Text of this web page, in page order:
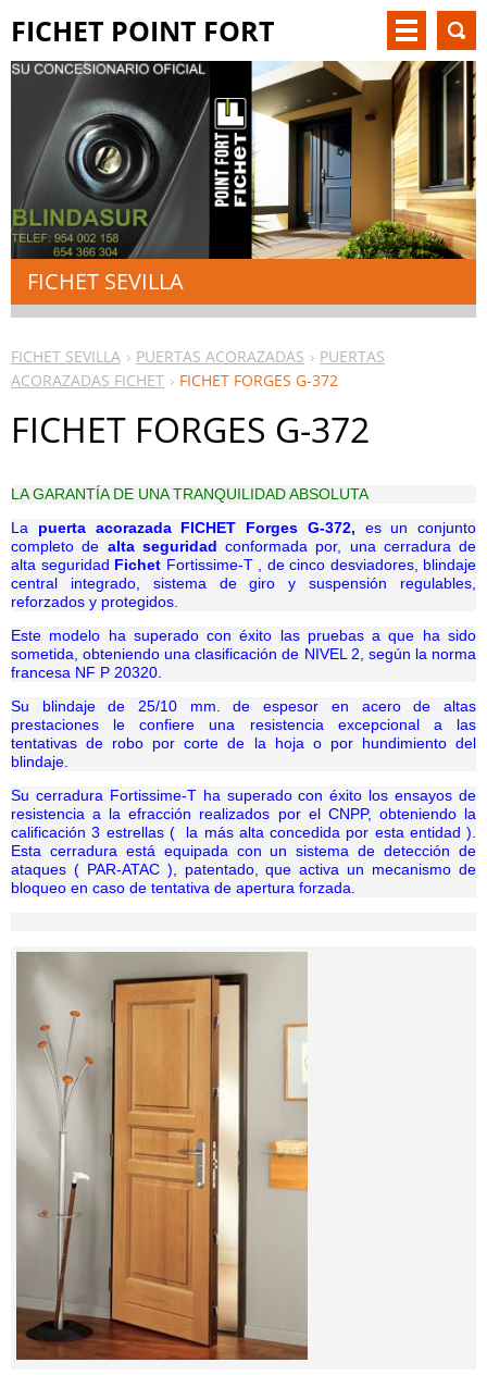
FICHET POINT FORT
SEVILLA
FICHET SEVILLA
FICHET SEVILLA PUERTAS ACORAZADAS
PUERTAS
ACORAZADAS FICHET
FICHET FORGES G-372
FICHET FORGES G-372
LA GARANTÍA DE UNA TRANQUILIDAD ABSOLUTA
La puerta acorazada FICHET Forges G-372, es un conjunto
completo de alta seguridad conformada por, una cerradura de
alta seguridad Fichet Fortissime-T , de cinco desviadores, blindaje
central integrado, sistema de giro y suspensión regulables,
reforzados y protegidos.
Este modelo ha superado con éxito las pruebas a que ha sido
sometida, obteniendo una clasificación de NIVEL 2, según la norma
francesa NF P 20320.
Su blindaje de 25/10 mm. de espesor en acero de altas
prestaciones le confiere una resistencia excepcional a las
tentativas de robo por corte de la hoja o por hundimiento del
blindaje.
Su cerradura Fortissime-T ha superado con éxito los ensayos de
resistencia a la efracción realizados por el CNPP, obteniendo la
calificación 3 estrellas ( la más alta concedida por esta entidad ).
Esta cerradura está equipada con un sistema de detección de
ataques ( PAR-ATAC ), patentado, que activa un mecanismo de
bloqueo en caso de tentativa de apertura forzada.